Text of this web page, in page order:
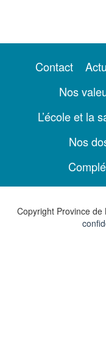
Contact
Nos
L’école et la
Nos
Copyright Province de